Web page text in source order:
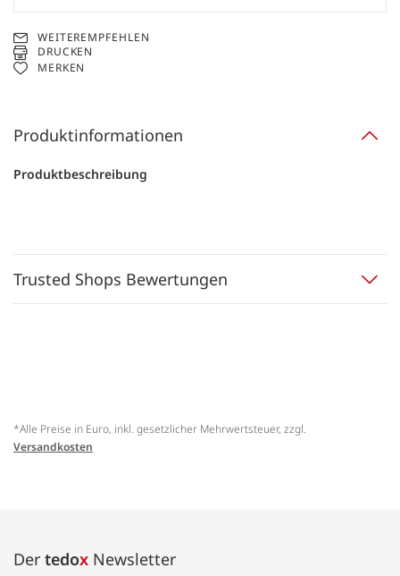
WEITEREMPFEHLEN
DRUCKEN
MERKEN
Produktinformationen
Produktbeschreibung
Trusted Shops Bewertungen
*Alle Preise in Euro, inkl. gesetzlicher Mehrwertsteuer, zzgl.
Versandkosten
Der tedox Newsletter